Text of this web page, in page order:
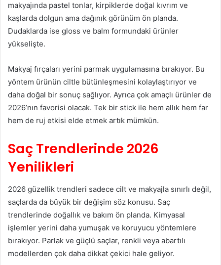
makyajında pastel tonlar, kirpiklerde doğal kıvrım ve
kaşlarda dolgun ama dağınık görünüm ön planda.
Dudaklarda ise gloss ve balm formundaki ürünler
yükselişte.
Makyaj fırçaları yerini parmak uygulamasına bırakıyor. Bu
yöntem ürünün ciltle bütünleşmesini kolaylaştırıyor ve
daha doğal bir sonuç sağlıyor. Ayrıca çok amaçlı ürünler de
2026’nın favorisi olacak. Tek bir stick ile hem allık hem far
hem de ruj etkisi elde etmek artık mümkün.
Saç Trendlerinde 2026
Yenilikleri
2026 güzellik trendleri sadece cilt ve makyajla sınırlı değil,
saçlarda da büyük bir değişim söz konusu. Saç
trendlerinde doğallık ve bakım ön planda. Kimyasal
işlemler yerini daha yumuşak ve koruyucu yöntemlere
bırakıyor. Parlak ve güçlü saçlar, renkli veya abartılı
modellerden çok daha dikkat çekici hale geliyor.